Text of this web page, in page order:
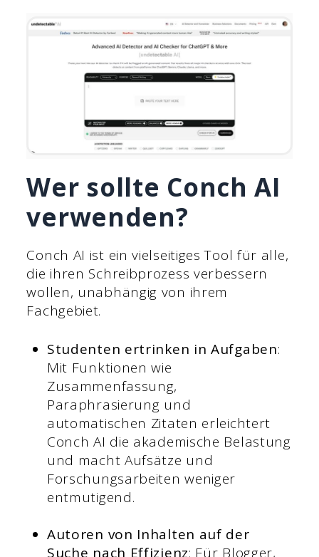
Wer sollte Conch AI
verwenden?
Conch AI ist ein vielseitiges Tool für alle,
die ihren Schreibprozess verbessern
wollen, unabhängig von ihrem
Fachgebiet.
Studenten ertrinken in Aufgaben:
Mit Funktionen wie
Zusammenfassung,
Paraphrasierung und
automatischen Zitaten erleichtert
Conch AI die akademische Belastung
und macht Aufsätze und
Forschungsarbeiten weniger
entmutigend.
Autoren von Inhalten auf der
Suche nach Effizienz: Für Blogger,